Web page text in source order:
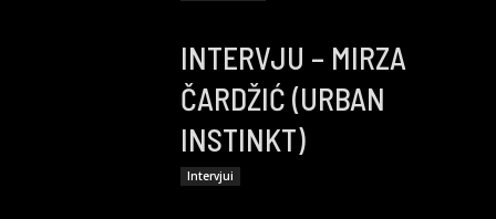
INTERVJU – MIRZA
ČARDŽIĆ (URBAN
INSTINKT)
Intervjui